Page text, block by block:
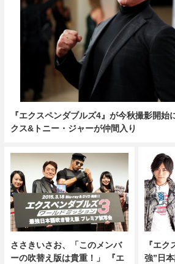
『エクスペンダブルズ4』が今秋撮影開始
クス&トニー・ジャーが仲間入り
ささきいさお、「このメンバ
ーの吹替え版は貴重！」 『エ
『エ
強”日